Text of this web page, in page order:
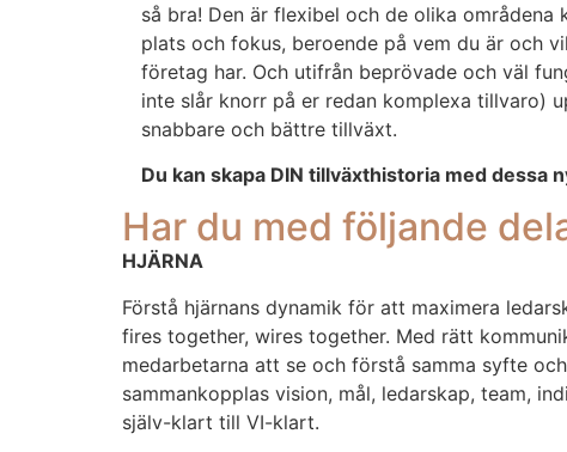
så bra! Den är flexibel och de olika områdena
plats och fokus, beroende på vem du är och
företag har. Och utifrån beprövade och väl
inte slår knorr på er redan komplexa tillvaro)
snabbare och bättre tillväxt.
Du kan skapa DIN tillväxthistoria med dessa
Har du med följande
HJÄRNA
Förstå hjärnans dynamik för att maximera
fires together, wires together. Med rätt
medarbetarna att se och förstå samma syfte
sammankopplas vision, mål, ledarskap, team,
själv-klart till VI-klart.